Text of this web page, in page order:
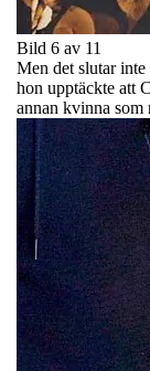
Bild 6 av 11
Men det slutar
hon upptäckte att
annan kvinna som